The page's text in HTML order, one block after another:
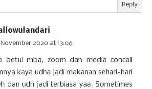
Reply
November 2020 at 13:06
betul mba, zoom dan media concall
kaya udha jadi makanan sehari-hari
dan udh jadi terbiasa yaa. Sometimes